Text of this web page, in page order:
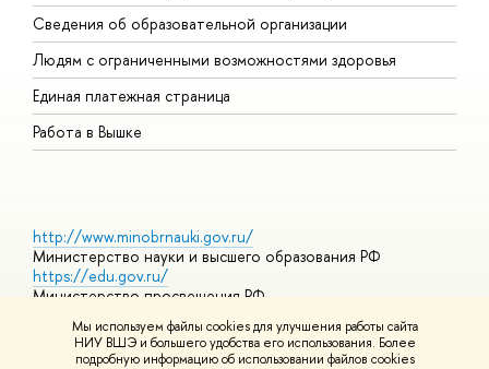
Мы используем файлы cookies для улучшения работы сайта
НИУ ВШЭ и большего удобства его использования. Более
подробную информацию об использовании файлов cookies
Сведения об образовательной организации
Людям с ограниченными возможностями здоровья
Единая платежная страница
Работа в Вышке
http://www.minobrnauki.gov.ru/
Министерство науки и высшего образования РФ
https://edu.gov.ru/
Министерство просвещения РФ
https://elearning.hse.ru/mooc
Массовые открытые онлайн-курсы